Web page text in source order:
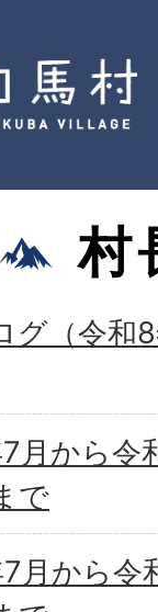
村
グ（令和
月から令
で
月から令